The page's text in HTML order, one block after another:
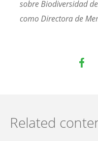
sobre Biodiversidad
como Directora de
Related